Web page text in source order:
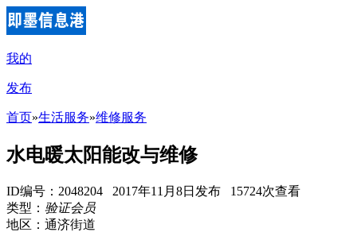
我的
发布
首页»生活服务»维修服务
水电暖太阳能改与维修
ID编号：2048204 2017年11月8日发布 15724次查看
类型： 验证会员
地区：通济街道